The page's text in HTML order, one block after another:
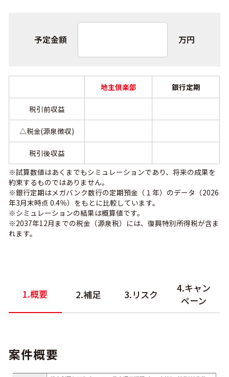
予定金額 万円
地主倶楽部 銀行定期
税引前収益
△税金(源泉徴収)
税引後収益
※試算数値はあくまでもシミュレーションであり、将来の成果を
約束するものではありません。
※銀行定期はメガバンク数行の定期預金（１年）のデータ（2026
年3月末時点 0.4％）をもとに比較しています。
※シミュレーションの結果は概算値です。
※2037年12月までの税金（源泉税）には、復興特別所得税が含ま
れます。
1.概要 2.補足 3.リスク
4.キャン
ペーン
案件概要